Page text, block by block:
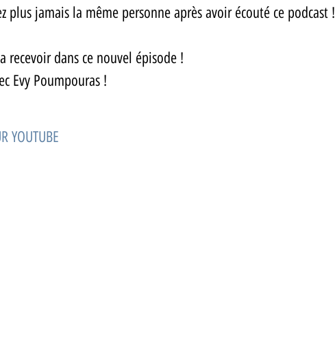
plus jamais la même personne après avoir écouté ce podcast !
recevoir dans ce nouvel épisode !
Evy Poumpouras !
YOUTUBE